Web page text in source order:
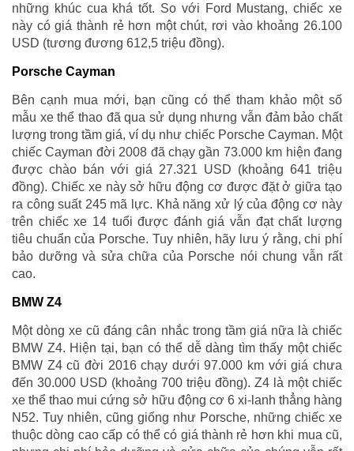
những khúc cua khá tốt. So với Ford Mustang, chiếc xe
này có giá thành rẻ hơn một chút, rơi vào khoảng 26.100
USD (tương đương 612,5 triệu đồng).
Porsche Cayman
Bên cạnh mua mới, bạn cũng có thể tham khảo một số
mẫu xe thể thao đã qua sử dụng nhưng vẫn đảm bảo chất
lượng trong tầm giá, ví dụ như chiếc Porsche Cayman. Một
chiếc Cayman đời 2008 đã chạy gần 73.000 km hiện đang
được chào bán với giá 27.321 USD (khoảng 641 triệu
đồng). Chiếc xe này sở hữu động cơ được đặt ở giữa tạo
ra công suất 245 mã lực. Khả năng xử lý của động cơ này
trên chiếc xe 14 tuổi được đánh giá vẫn đạt chất lượng
tiêu chuẩn của Porsche. Tuy nhiên, hãy lưu ý rằng, chi phí
bảo dưỡng và sửa chữa của Porsche nói chung vẫn rất
cao.
BMW Z4
Một dòng xe cũ đáng cân nhắc trong tầm giá nữa là chiếc
BMW Z4. Hiện tại, bạn có thể dễ dàng tìm thấy một chiếc
BMW Z4 cũ đời 2016 chạy dưới 97.000 km với giá chưa
đến 30.000 USD (khoảng 700 triệu đồng). Z4 là một chiếc
xe thể thao mui cứng sở hữu động cơ 6 xi-lanh thẳng hàng
N52. Tuy nhiên, cũng giống như Porsche, những chiếc xe
thuộc dòng cao cấp có thể có giá thành rẻ hơn khi mua cũ,